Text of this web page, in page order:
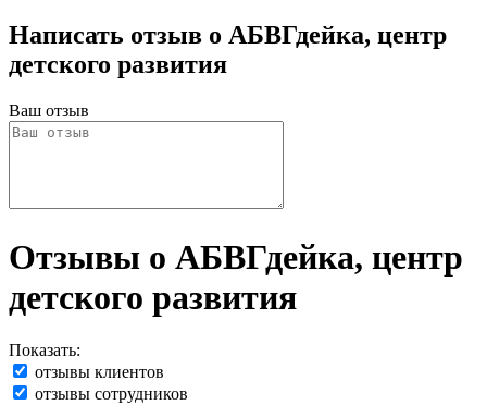
Написать отзыв о АБВГдейка, центр
детского развития
Ваш отзыв
Отзывы о АБВГдейка, центр
детского развития
Показать:
отзывы клиентов
отзывы сотрудников